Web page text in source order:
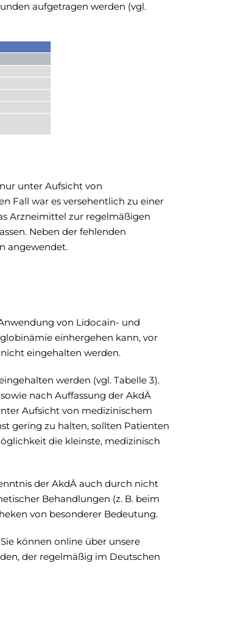
aufgetragen werden (vgl.
unter Aufsicht von
Fall war es versehentlich zu einer
Arzneimittel zur regelmäßigen
Neben der fehlenden
angewendet.
von Lidocain- und
einhergehen kann, vor
eingehalten werden.
werden (vgl. Tabelle 3).
nach Auffassung der AkdÄ
Aufsicht von medizinischem
gering zu halten, sollten Patienten
die kleinste, medizinisch
der AkdÄ auch durch nicht
Behandlungen (z. B. beim
von besonderer Bedeutung.
können online über unsere
der regelmäßig im Deutschen